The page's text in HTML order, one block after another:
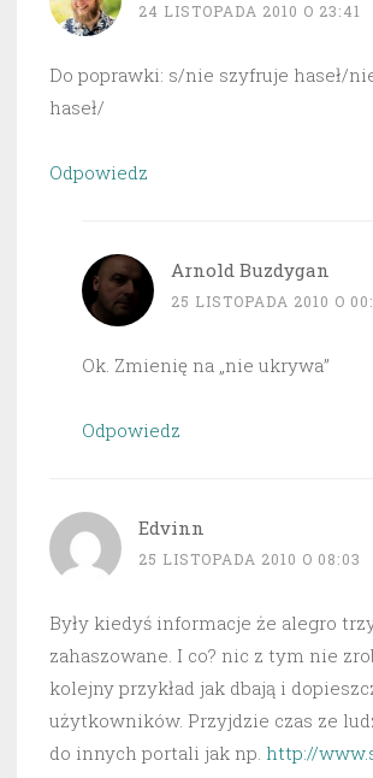
24 LISTOPADA 2010 O 23:41
Do poprawki: s/nie szyfruje haseł/
haseł/
Odpowiedz
Arnold Buzdygan
25 LISTOPADA 2010 O
Ok. Zmienię na „nie ukrywa”
Odpowiedz
Edvinn
25 LISTOPADA 2010 O 08:03
Były kiedyś informacje że alegro
zahaszowane. I co? nic z tym nie
kolejny przykład jak dbają i
użytkowników. Przyjdzie czas ze
do innych portali jak np. http://